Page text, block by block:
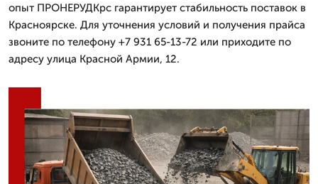
опыт ПРОНЕРУДКрс гарантирует стабильность поставок в
Красноярске. Для уточнения условий и получения прайса
звоните по телефону +7 931 65-13-72 или приходите по
адресу улица Красной Армии, 12.